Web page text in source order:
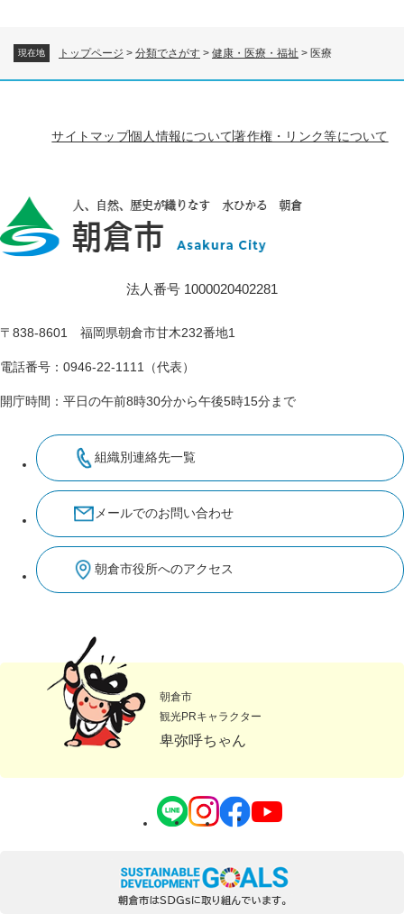
現在地 トップページ > 分類でさがす > 健康・医療・福祉 > 医療
サイトマップ個人情報について著作権・リンク等について
法人番号 1000020402281
〒838-8601 福岡県朝倉市甘木232番地1
電話番号：0946-22-1111（代表）
開庁時間：平日の午前8時30分から午後5時15分まで
組織別連絡先一覧
メールでのお問い合わせ
朝倉市役所へのアクセス
朝倉市
観光PRキャラクター
卑弥呼ちゃん